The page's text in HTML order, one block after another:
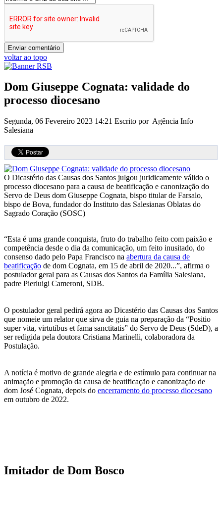
voltar ao topo
Dom Giuseppe Cognata: validade do
processo diocesano
Segunda, 06 Fevereiro 2023 14:21 Escrito por Agência Info
Salesiana
O Dicastério das Causas dos Santos julgou juridicamente válido o
processo diocesano para a causa de beatificação e canonização do
Servo de Deus dom Giuseppe Cognata, bispo titular de Farsalo,
bispo de Bova, fundador do Instituto das Salesianas Oblatas do
Sagrado Coração (SOSC)
“Esta é uma grande conquista, fruto do trabalho feito com paixão e
competência desde o dia da comunicação, um feito inusitado, do
consenso dado pelo Papa Francisco na abertura da causa de
beatificação de dom Cognata, em 15 de abril de 2020...”, afirma o
postulador geral para as Causas dos Santos da Família Salesiana,
padre Pierluigi Cameroni, SDB.
O postulador geral pedirá agora ao Dicastério das Causas dos Santos
que nomeie um relator que sirva de guia na preparação da “Positio
super vita, virtutibus et fama sanctitatis” do Servo de Deus (SdeD), a
ser redigida pela doutora Cristiana Marinelli, colaboradora da
Postulação.
A notícia é motivo de grande alegria e de estímulo para continuar na
animação e promoção da causa de beatificação e canonização de
dom José Cognata, depois do encerramento do processo diocesano
em outubro de 2022.
Imitador de Dom Bosco